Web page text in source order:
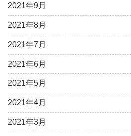
2021年9月
2021年8月
2021年7月
2021年6月
2021年5月
2021年4月
2021年3月